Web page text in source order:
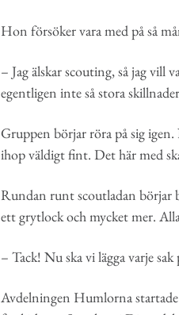
Hon försöker vara med på så
– Jag älskar scouting, så jag
egentligen inte så stora
Gruppen börjar röra på sig
ihop väldigt fint. Det här med
Rundan runt scoutladan börjar
ett grytlock och mycket mer.
– Tack! Nu ska vi lägga varje
Avdelningen Humlorna